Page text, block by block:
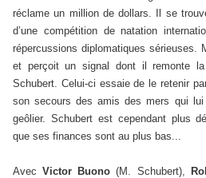
réclame un million de dollars. Il se
d’une compétition de natation
répercussions diplomatiques sérieuses.
et perçoit un signal dont il remonte la
Schubert. Celui-ci essaie de le retenir
son secours des amis des mers qui lui
geôlier. Schubert est cependant plus
que ses finances sont au plus bas...
AvecVictor Buono(M. Schubert),